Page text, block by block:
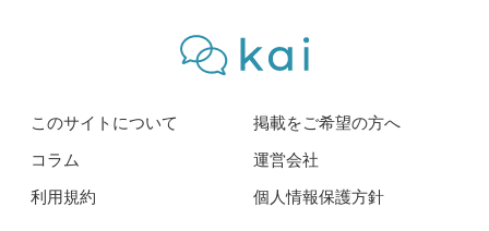
このサイトについて
掲載をご希望の方へ
コラム
運営会社
利用規約
個人情報保護方針